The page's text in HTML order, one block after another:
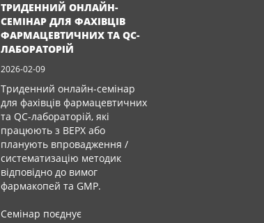
ТРИДЕННИЙ ОНЛАЙН-
СЕМІНАР ДЛЯ ФАХІВЦІВ
ФАРМАЦЕВТИЧНИХ ТА QC-
ЛАБОРАТОРІЙ
2026-02-09
Триденний онлайн-семінар
для фахівців фармацевтичних
та QC-лабораторій, які
працюють з ВЕРХ або
планують впровадження /
систематизацію методик
відповідно до вимог
фармакопей та GMP.
Семінар поєднує